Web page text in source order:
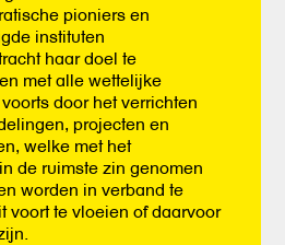
pioniers en
instituten
haar doel te
met alle wettelijke
door het verrichten
projecten en
welke met het
de ruimste zin genomen
worden in verband te
voort te vloeien of daarvoor